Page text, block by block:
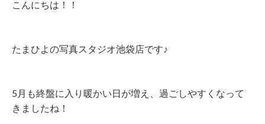
こんにちは！！
たまひよの写真スタジオ池袋店です♪
5月も終盤に入り暖かい日が増え、過ごしやすくなって
きましたね！